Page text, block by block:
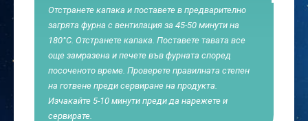
Отстранете капака и поставете в предварително
загрята фурна с вентилация за 45-50 минути на
180°C. Отстранете капака. Поставете тавата все
още замразена и печете във фурната според
посоченото време. Проверете правилната степен
на готвене преди сервиране на продукта.
Изчакайте 5-10 минути преди да нарежете и
сервирате.